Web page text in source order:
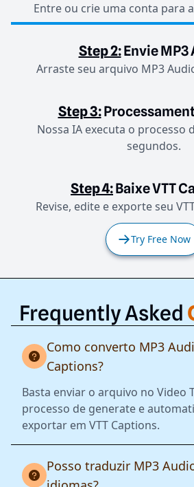
Entre ou crie uma conta para
Step 2:Envie MP3
Arraste seu arquivo MP3
Step 3:
Nossa IA executa o processo
segundos.
Step 4:Baixe VTT
Revise, edite e exporte seu
Try Free Now
Frequently Asked
Como converto MP3
Captions?
Basta enviar o arquivo no Video
processo de generate e
exportar em VTT Captions.
Posso traduzir MP3